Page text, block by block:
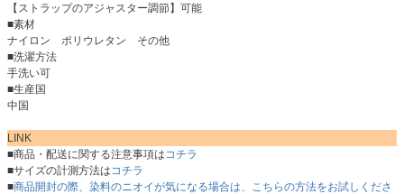
【ストラップのアジャスター調節】可能
■素材
ナイロン ポリウレタン その他
■洗濯方法
手洗い可
■生産国
中国
LINK
■商品・配送に関する注意事項は コチラ
■サイズの計測方法は コチラ
■商品開封の際、染料のニオイが気になる場合は、こちらの方法をお試しくださ